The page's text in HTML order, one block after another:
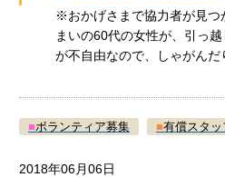
※おかげさまで協力者が見つ
まいの60代の女性が、引っ
が不自由なので、しゃがん
■ボランティア募集 ■有償スタッ
2018年06月06日